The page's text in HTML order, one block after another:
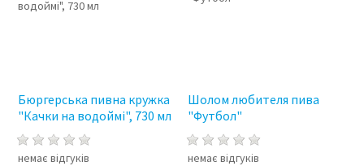
Бюргерська пивна кружка
"Качки на водоймі", 730 мл
немає відгуків
Шолом любителя пива
"Футбол"
немає відгуків